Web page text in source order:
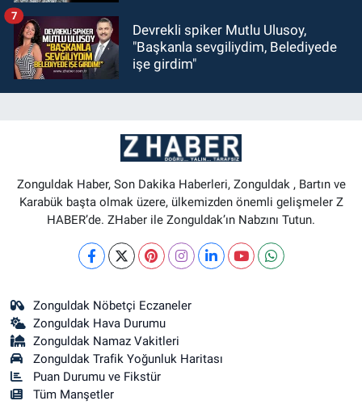
Devrekli spiker Mutlu Ulusoy,
"Başkanla sevgiliydim, Belediyede
işe girdim"
7
Zonguldak Haber, Son Dakika Haberleri, Zonguldak , Bartın ve
Karabük başta olmak üzere, ülkemizden önemli gelişmeler Z
HABER’de. ZHaber ile Zonguldak’ın Nabzını Tutun.
Zonguldak Nöbetçi Eczaneler
Zonguldak Hava Durumu
Zonguldak Namaz Vakitleri
Zonguldak Trafik Yoğunluk Haritası
Puan Durumu ve Fikstür
Tüm Manşetler